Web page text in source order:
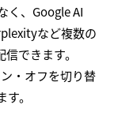
く、Google AI
など複数の
できます。
・オフを切り替
。